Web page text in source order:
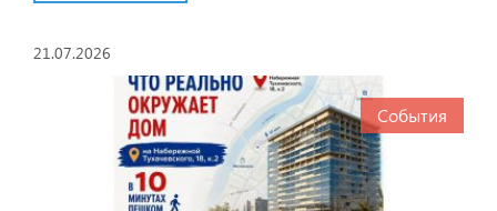
21.07.2026
События